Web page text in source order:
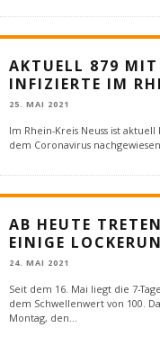
AKTUELL 879 MIT
INFIZIERTE IM
25. MAI 2021
Im Rhein-Kreis Neuss ist
dem Coronavirus
AB HEUTE
EINIGE
24. MAI 2021
Seit dem 16. Mai liegt die 7-
dem Schwellenwert von 100.
Montag, den...